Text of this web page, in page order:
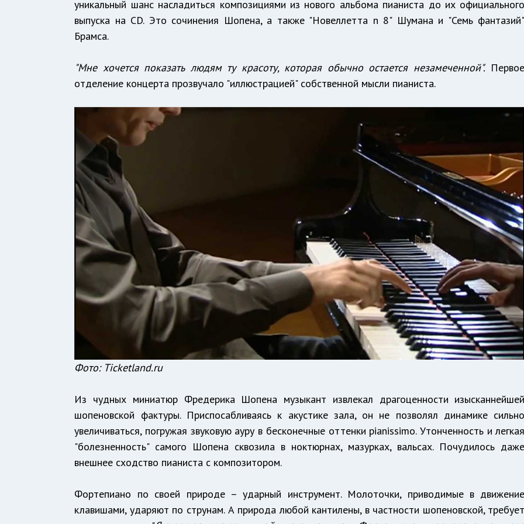
уникальный шанс насладиться композициями из нового альбома пианиста до их официального
выпуска на CD. Это сочинения Шопена, а также "Новеллетта n 8" Шумана и "Семь фантазий"
Брамса.
"Мне хочется показать людям ту красоту, которая обычно остается незамеченной".Первое
отделение концерта прозвучало "иллюстрацией" собственной мысли пианиста.
Фото: Ticketland.ru
Из чудных миниатюр Фредерика Шопена музыкант извлекал драгоценности изысканнейшей
шопеновской фактуры. Приспосабливаясь к акустике зала, он не позволял динамике сильно
увеличиваться, погружая звуковую ауру в бесконечные оттенки pianissimo. Утонченность и легкая
"болезненность" самого Шопена сквозила в ноктюрнах, мазурках, вальсах. Почудилось даже
внешнее сходство пианиста с композитором.
Фортепиано по своей природе – ударный инструмент. Молоточки, приводимые в движение
клавишами, ударяют по струнам. А природа любой кантилены, в частности шопеновской, требует